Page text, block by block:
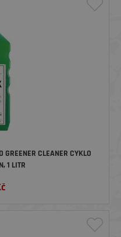
CLEANER CYKLO
1 LITR